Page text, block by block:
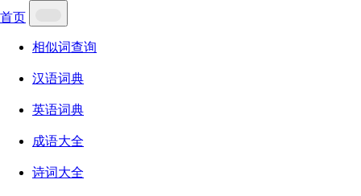
首页
相似词查询
汉语词典
英语词典
成语大全
诗词大全